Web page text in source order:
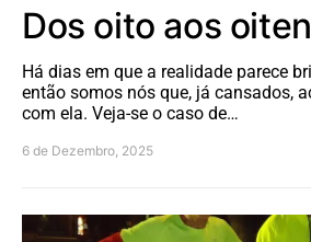
Dos oito aos
Há dias em que a realidade parece
então somos nós que, já cansados,
com ela. Veja-se o caso de…
6 de Dezembro, 2025